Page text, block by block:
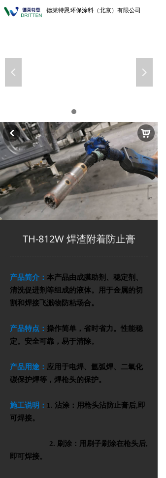
德莱特恩环保涂料（北京）有限公司
넳 넲
TH-812W 焊渣附着防止膏
产品简介： 本产品由成膜助剂、稳定剂、
清洗促进剂等组成的液体。
用于金属的切
割和焊接飞溅物防粘场合。
产品特点： 操作简单，省时省力。 性能稳
定。 安全可靠，易于清除。
产品用途： 应用于电焊、氩弧焊、二氧化
碳保护焊等，焊枪头的保护。
施工说明： 1. 沾涂：用枪头沾防止膏后, 即
可焊接。
2. 刷涂：用刷子刷涂在枪头后,
即可焊接。
낙
낒